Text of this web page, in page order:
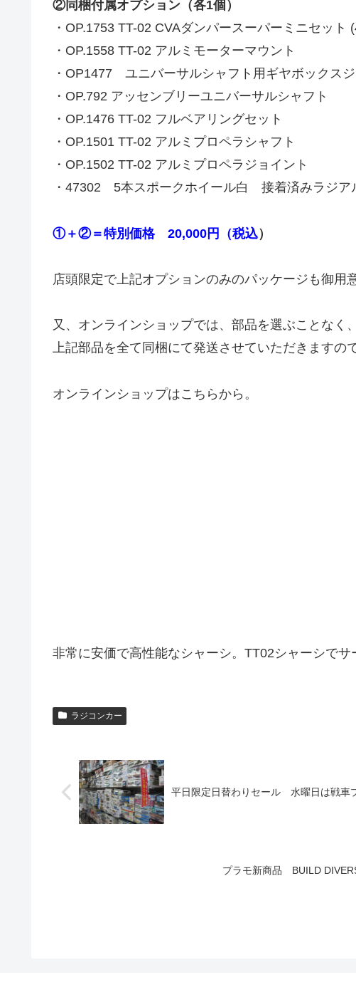
②同梱付属オプション（各1個）
・OP.1753 TT-02 CVAダンパースーパーミニセット
・OP.1558 TT-02 アルミモーターマウント
・OP1477 ユニバーサルシャフト用ギヤボックスジ
・OP.792 アッセンブリーユニバーサルシャフト
・OP.1476 TT-02 フルベアリングセット
・OP.1501 TT-02 アルミプロペラシャフト
・OP.1502 TT-02 アルミプロペラジョイント
・47302 5本スポークホイール白 接着済みラジア
①＋②＝特別価格 20,000円（税込）
店頭限定で上記オプションのみのパッケージも御用
又、オンラインショップでは、部品を選ぶことなく
上記部品を全て同梱にて発送させていただきますの
オンラインショップはこちらから。
非常に安価で高性能なシャーシ。TT02シャーシでサ
ラジコンカー
平日限定日替わりセール 水曜日は戦車
プラモ新商品 BUILD